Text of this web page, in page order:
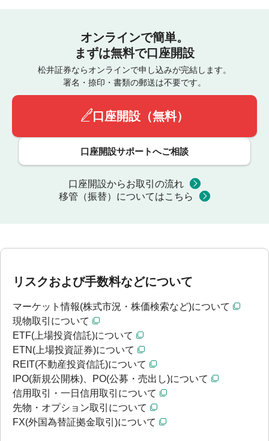
オンラインで簡単。
まずは無料で口座開設
松井証券ならオンラインで申し込みが完結します。
署名・捺印・書類の郵送は不要です。
口座開設（無料）
口座開設サポートへご相談
口座開設からお取引の流れ
移管（振替）についてはこちら
リスクおよび手数料などについて
マーケット情報(株式市況・株価検索など)について
現物取引について
ETF(上場投資信託)について
ETN(上場投資証券)について
REIT(不動産投資信託)について
IPO(新規公開株)、PO(公募・売出し)について
信用取引・一日信用取引について
先物・オプション取引について
FX(外国為替証拠金取引)について